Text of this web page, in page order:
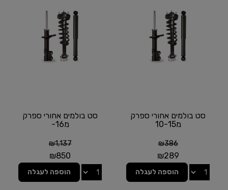
סט בולמים אחורי ספרק
מ10-15
₪386
₪289
הוספה לעגלה
סט בולמים אחורי ספרק
מ16-
₪1,137
₪850
הוספה לעגלה